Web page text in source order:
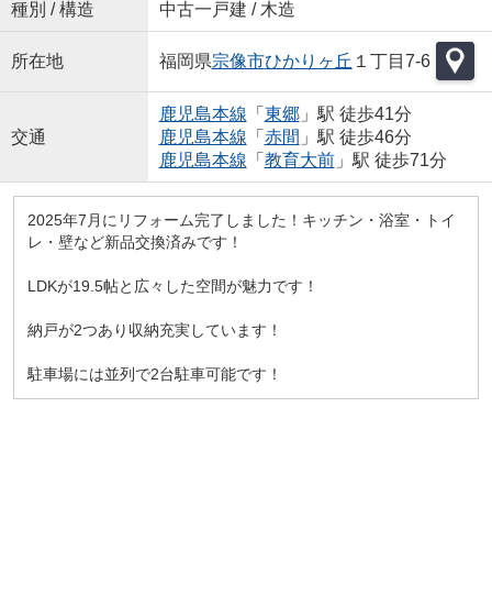
種別 / 構造 中古一戸建 / 木造
所在地 福岡県宗像市ひかりヶ丘 １丁目7-6
交通
鹿児島本線 「 東郷」駅 徒歩41分
鹿児島本線 「 赤間 」駅 徒歩46分
鹿児島本線 「 教育大前」駅 徒歩71分
2025年7月にリフォーム完了しました！キッチン・浴室・トイ
レ・壁など新品交換済みです！
LDKが19.5帖と広々した空間が魅力です！
納戸が2つあり収納充実しています！
駐車場には並列で2台駐車可能です！